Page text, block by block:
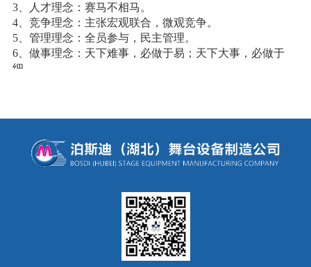
3、人才理念：赛马不相马。
4、竞争理念：主张宏观联合，微观竞争。
5、管理理念：全员参与，民主管理。
6、做事理念：天下难事，必做于易；天下大事，必做于
细。
制度应该是用最佳的执行效果来衡量的。